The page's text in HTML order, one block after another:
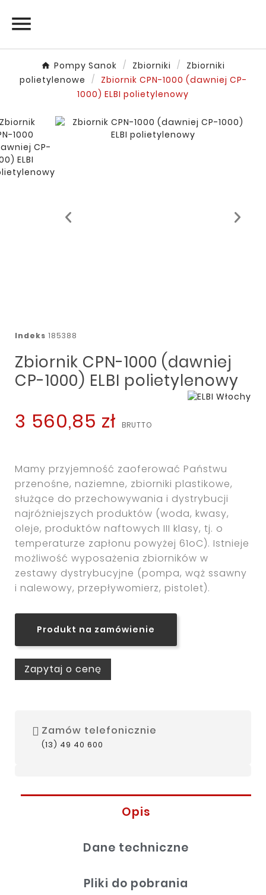

Pompy Sanok Zbiorniki
Zbiorniki
polietylenowe
Zbiornik CPN-1000 (dawniej CP-
1000) ELBI polietylenowy
Indeks 185388
Zbiornik CPN-1000 (dawniej
CP-1000) ELBI polietylenowy
3 560,85 zł
Mamy przyjemność zaoferować Państwu
przenośne, naziemne, zbiorniki plastikowe,
służące do przechowywania i dystrybucji
najróżniejszych produktów (woda, kwasy,
oleje, produktów naftowych III klasy, tj. o
temperaturze zapłonu powyżej 61oC). Istnieje
możliwość wyposażenia zbiorników w
zestawy dystrybucyjne (pompa, wąż ssawny
i nalewowy, przepływomierz, pistolet).
Produkt na zamówienie
Zapytaj o cenę
Zamów telefonicznie
(13) 49 40 600
Opis
Dane techniczne
Pliki do pobrania